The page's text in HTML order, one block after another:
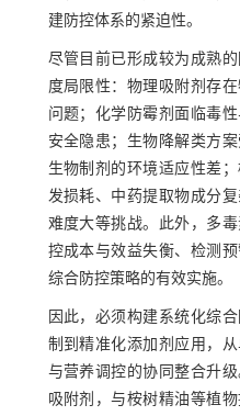
建防控体系的紧迫性。
尽管目前已形成较为成熟
度局限性：物理吸附剂存
问题；化学防霉剂面临毒
安全隐患；生物降解类方
生物制剂的环境适应性差
发损耗、中药提取物成分
难度大等挑战。此外，多
控成本与效益失衡、检测
综合防控策略的有效实施。
因此，必须构建系统化综
制到精准化添加剂应用，
与营养调控的协同整合升
吸附剂，与桉树精油等植